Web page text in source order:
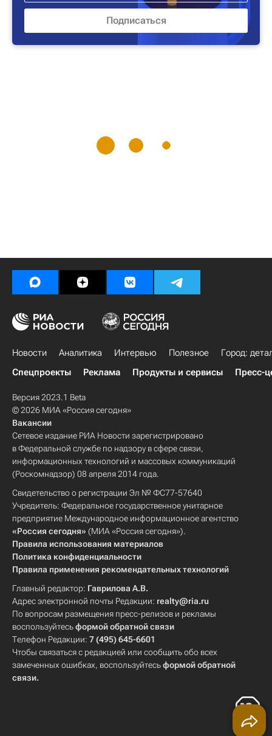
Новости Аналитика Интервью Полезное
Город:
Спецпроекты
Реклама Продукты и сервисы Пресс-
Версия 2023.1 Beta
© 2026 МИА «Россия сегодня»
Вакансии
Сетевое издание РИА Новости зарегистрировано
в Федеральной службе по надзору в сфере связи,
информационных технологий и массовых коммуникаций
(Роскомнадзор) 08 апреля 2014 года.
Свидетельство о регистрации Эл № ФС77-57640
Учредитель: Федеральное государственное унитарное
предприятие Международное информационное агентство
«Россия сегодня» (МИА «Россия сегодня»).
Правила использования материалов
Политика конфиденциальности
Правила применения рекомендательных технологий
Главный редактор: Гаврилова А.В.
Адрес электронной почты Редакции: realty@ria.ru
По вопросам размещения пресс-релизов и рекламы
воспользуйтесьформой обратной связи
Телефон Редакции: 7 (495) 645-6601
Чтобы связаться с редакцией или сообщить обо всех
замеченных ошибках, воспользуйтесьформой обратной
связи.